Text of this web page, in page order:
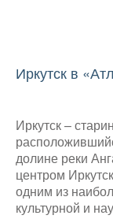
Иркутск в
Иркутск –
долине реки
центром
одним из
культурной и